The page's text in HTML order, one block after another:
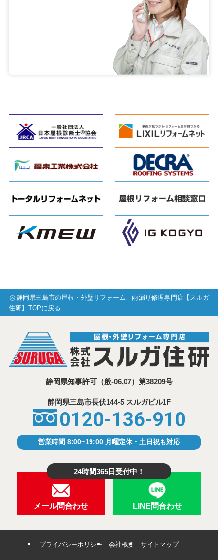
静岡県三島市の屋根・外壁リフォーム、雨漏り修理専門店【スルガ
住研】TOPに戻る
静岡県知事許可（般-06,07）第38209号
静岡県三島市⾧伏144-5 スルガビル1F
0120-136-910
営業時間 8:00~19:00 月曜定休・土日祝も対応
24時間365日受付中！
メール問合わせ LINE問合わせ
プライバシーポリシー 会社概要 サイトマップ